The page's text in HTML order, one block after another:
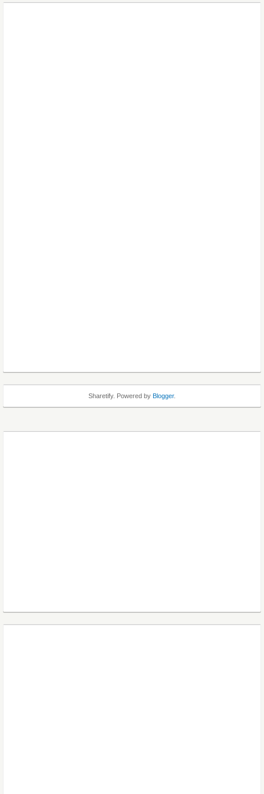
Sharetify. Powered by Blogger.